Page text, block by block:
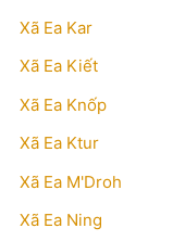
Xã Ea Kar
Xã Ea Kiết
Xã Ea Knốp
Xã Ea Ktur
Xã Ea M'Droh
Xã Ea Ning